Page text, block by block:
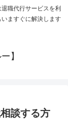
職代行サービスを利
ますぐに解決します
】
談する方